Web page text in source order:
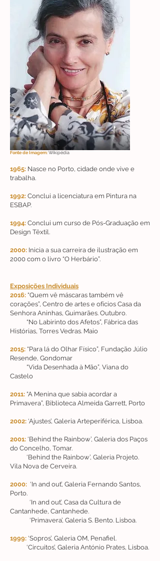
Fonte de Imagem: Wikipédia
1965: Nasce no Porto, cidade onde vive e
trabalha.
1992: Conclui a licenciatura em Pintura na
ESBAP.
1994: Conclui um curso de Pós-Graduação em
Design Têxtil.
2000: Inicia a sua carreira de ilustração em
2000 com o livro “O Herbário”.
Exposições Individuais
2016: “Quem vê máscaras também vê
corações”, Centro de artes e ofícios Casa da
Senhora Aninhas, Guimarães. Outubro.
“No Labirinto dos Afetos”, Fábrica das
Histórias, Torres Vedras. Maio
2015: “Para lá do Olhar Físico”, Fundação Júlio
Resende, Gondomar
“Vida Desenhada à Mão”, Viana do
Castelo
2011: “A Menina que sabia acordar a
Primavera”, Biblioteca Almeida Garrett, Porto
2002: ‘Ajustes’, Galeria Arteperiférica, Lisboa.
2001: ‘Behind the Rainbow’, Galeria dos Paços
do Concelho, Tomar.
‘Behind the Rainbow’, Galeria Projeto.
Vila Nova de Cerveira.
2000: ‘In and out’, Galeria Fernando Santos,
Porto.
‘In and out’, Casa da Cultura de
Cantanhede, Cantanhede.
‘Primavera’, Galeria S. Bento. Lisboa.
1999: ‘Sopros’, Galeria OM, Penafiel.
‘Circuitos’, Galeria António Prates, Lisboa.